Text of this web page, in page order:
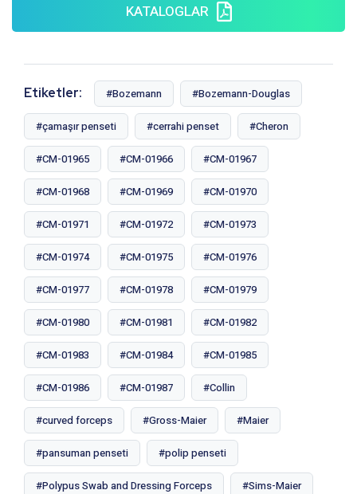
KATALOGLAR
Etiketler: #Bozemann #Bozemann-Douglas
#çamaşır penseti #cerrahi penset #Cheron
#CM-01965 #CM-01966 #CM-01967
#CM-01968 #CM-01969 #CM-01970
#CM-01971 #CM-01972 #CM-01973
#CM-01974 #CM-01975 #CM-01976
#CM-01977 #CM-01978 #CM-01979
#CM-01980 #CM-01981 #CM-01982
#CM-01983 #CM-01984 #CM-01985
#CM-01986 #CM-01987 #Collin
#curved forceps #Gross-Maier #Maier
#pansuman penseti #polip penseti
#Polypus Swab and Dressing Forceps #Sims-Maier